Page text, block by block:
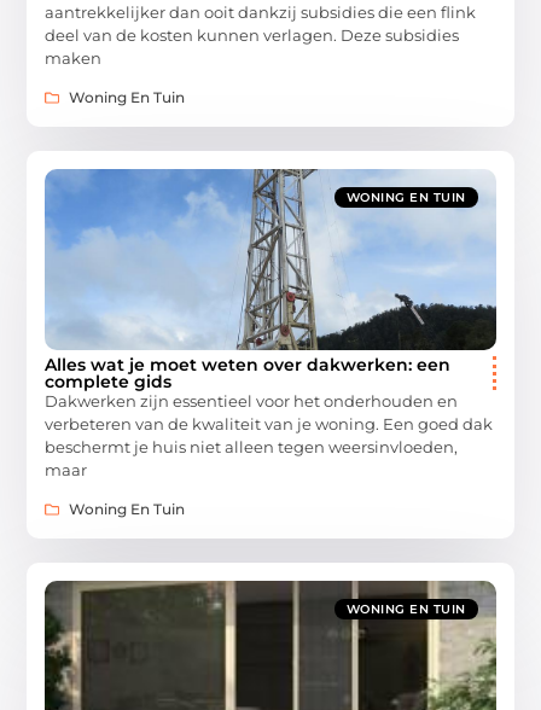
aantrekkelijker dan ooit dankzij subsidies die een flink
deel van de kosten kunnen verlagen. Deze subsidies
maken
Woning En Tuin
WONING EN TUIN
Alles wat je moet weten over dakwerken: een
complete gids
Dakwerken zijn essentieel voor het onderhouden en
verbeteren van de kwaliteit van je woning. Een goed dak
beschermt je huis niet alleen tegen weersinvloeden,
maar
Woning En Tuin
WONING EN TUIN